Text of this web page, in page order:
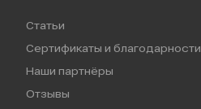
Статьи
Сертификаты и благодарности
Наши партнёры
Отзывы